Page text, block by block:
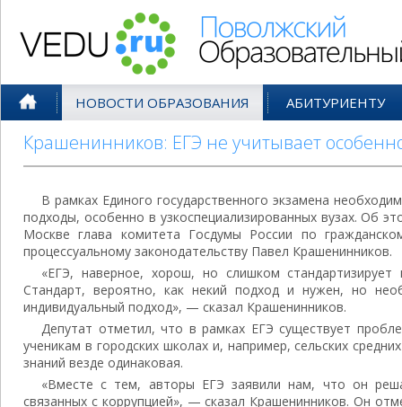
НОВОСТИ ОБРАЗОВАНИЯ АБИТУРИЕНТУ
Крашенинников: ЕГЭ не учитывает
В рамках Единого государственного экзамена
подходы, особенно в узкоспециализированных вузах. Об
Москве глава комитета Госдумы России по
процессуальному законодательству Павел Крашенинников.
«ЕГЭ, наверное, хорош, но слишком
Стандарт, вероятно, как некий подход и нужен, но
индивидуальный подход», — сказал Крашенинников.
Депутат отметил, что в рамках ЕГЭ существует
ученикам в городских школах и, например, сельских
знаний везде одинаковая.
«Вместе с тем, авторы ЕГЭ заявили нам, что он
связанных с коррупцией», — сказал Крашенинников. Он